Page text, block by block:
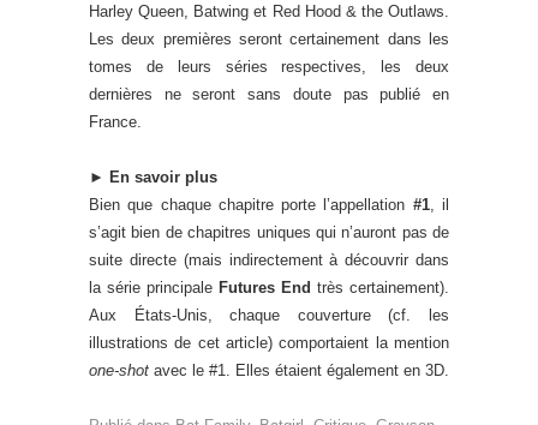
Harley Queen, Batwing et Red Hood & the Outlaws.
Les deux premières seront certainement dans les
tomes de leurs séries respectives, les deux
dernières ne seront sans doute pas publié en
France.
► En savoir plus
Bien que chaque chapitre porte l’appellation #1, il
s’agit bien de chapitres uniques qui n’auront pas de
suite directe (mais indirectement à découvrir dans
la série principale Futures End très certainement).
Aux États-Unis, chaque couverture (cf. les
illustrations de cet article) comportaient la mention
one-shot avec le #1. Elles étaient également en 3D.